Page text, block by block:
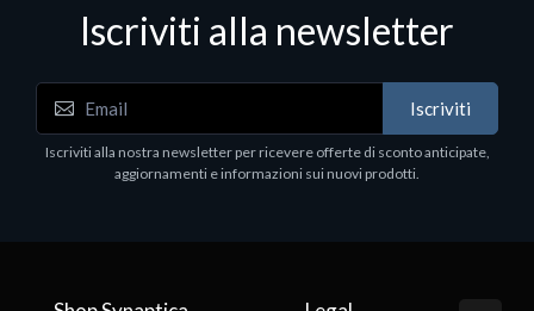
Iscriviti alla newsletter
Iscriviti
Iscriviti alla nostra newsletter per ricevere offerte di sconto anticipate,
aggiornamenti e informazioni sui nuovi prodotti.